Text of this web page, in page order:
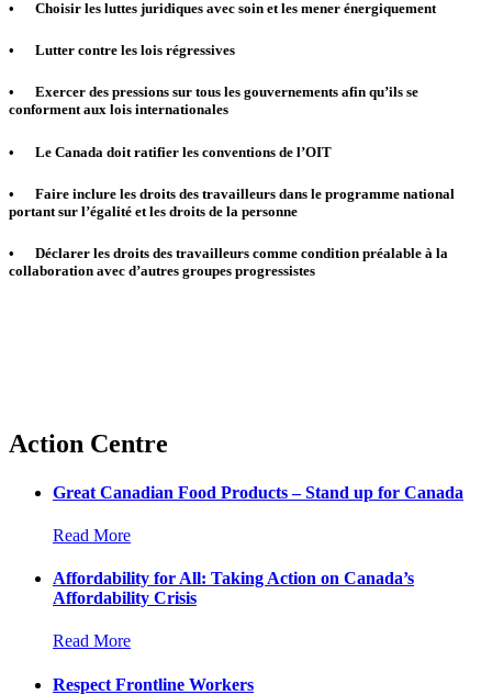
• Choisir les luttes juridiques avec soin et les mener énergiquement
• Lutter contre les lois régressives
•
Exercer des pressions sur tous les gouvernements afin qu’ils se
conforment aux lois internationales
• Le Canada doit ratifier les conventions de l’OIT
•
Faire inclure les droits des travailleurs dans le programme national
portant sur l’égalité et les droits de la personne
•
Déclarer les droits des travailleurs comme condition préalable à la
collaboration avec d’autres groupes progressistes
Action Centre
Great Canadian Food Products – Stand up for Canada
Read More
Affordability for All: Taking Action on Canada’s
Affordability Crisis
Read More
Respect Frontline Workers